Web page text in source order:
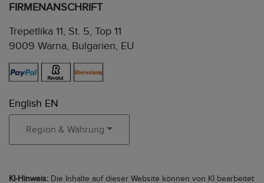
FIRMENANSCHRIFT
Trepetlika 11, St. 5, Top 11
9009 Warna, Bulgarien, EU
English EN
Region & Währung
KI-Hinweis: Die Inhalte auf dieser Website können von KI bearbeitet